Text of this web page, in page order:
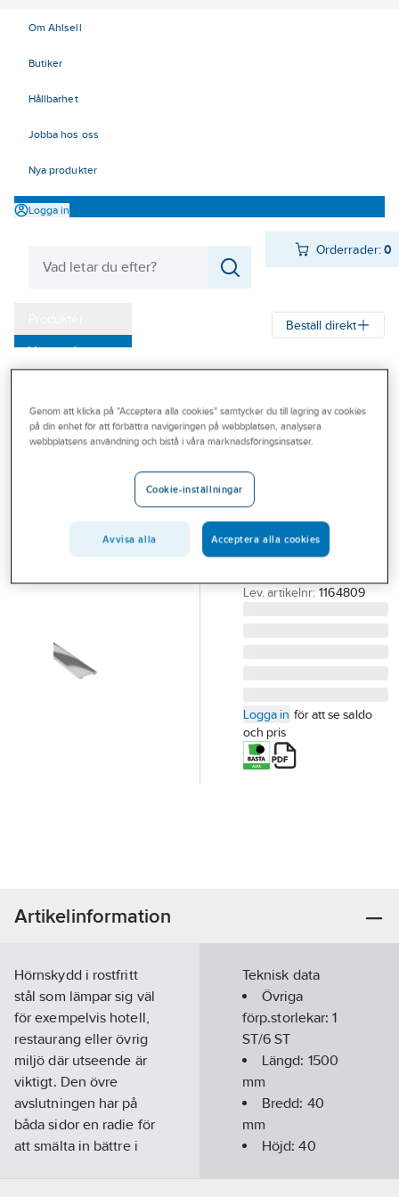
Om Ahlsell
Butiker
Hållbarhet
Jobba hos oss
Nya produkter
Logga in
Orderrader:0
Varumärken
Outlet
Branscher
Beställ direkt
Hörnskydd
Slimline rostfri
HÖRNSKYDD
40X40MM ROSTFRI
SLIM 150CM NR 648
BLANK
Artikelnummer: 78083424
Lev. artikelnr: 1164809
Logga in för att se saldo
och pris
Artikelinformation
Hörnskydd i rostfritt
stål som lämpar sig väl
för exempelvis hotell,
restaurang eller övrig
miljö där utseende är
viktigt. Den övre
avslutningen har på
båda sidor en radie för
att smälta in bättre i
Teknisk data
Övriga
förp.storlekar:1
ST/6 ST
Längd: 1500
mm
Bredd: 40
mm
Höjd:40
Genom att klicka på "Acceptera alla cookies" samtycker du till lagring av cookies
på din enhet för att förbättra navigeringen på webbplatsen, analysera
webbplatsens användning och bistå i våra marknadsföringsinsatser.
Cookie-inställningar
Avvisa alla Acceptera alla cookies